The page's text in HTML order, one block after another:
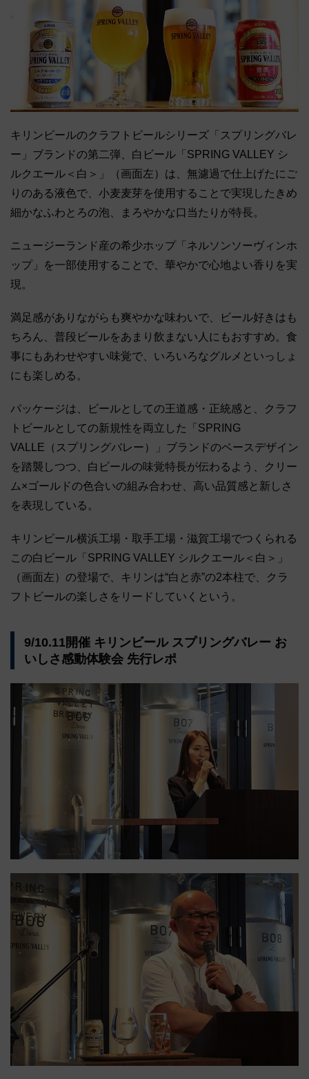
キリンビールのクラフトビールシリーズ「スプリングバレ
ー」ブランドの第二弾、白ビール「SPRING VALLEY シ
ルクエール＜白＞」（画面左）は、無濾過で仕上げたにご
りのある液色で、小麦麦芽を使用することで実現したきめ
細かなふわとろの泡、まろやかな口当たりが特長。
ニュージーランド産の希少ホップ「ネルソンソーヴィンホ
ップ」を一部使用することで、華やかで心地よい香りを実
現。
満足感がありながらも爽やかな味わいで、ビール好きはも
ちろん、普段ビールをあまり飲まない人にもおすすめ。食
事にもあわせやすい味覚で、いろいろなグルメといっしょ
にも楽しめる。
パッケージは、ビールとしての王道感・正統感と、クラフ
トビールとしての新規性を両立した「SPRING
VALLE（スプリングバレー）」ブランドのベースデザイン
を踏襲しつつ、白ビールの味覚特長が伝わるよう、クリー
ム×ゴールドの色合いの組み合わせ、高い品質感と新しさ
を表現している。
キリンビール横浜工場・取手工場・滋賀工場でつくられる
この白ビール「SPRING VALLEY シルクエール＜白＞」
（画面左）の登場で、キリンは“白と赤”の2本柱で、クラ
フトビールの楽しさをリードしていくという。
9/10.11開催 キリンビール スプリングバレー お
いしさ感動体験会 先行レポ